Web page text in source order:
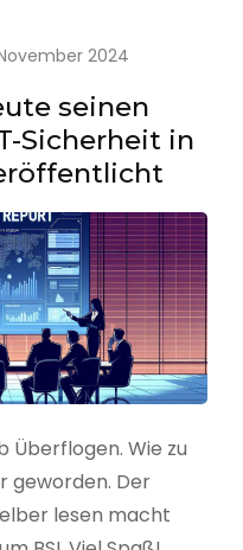
aus
CSV
erstellen
2024
seinen
Sicherheit in
Überflogen. Wie zu
geworden. Der
lesen macht